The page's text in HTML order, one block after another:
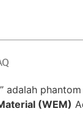
adalah
(WEM)